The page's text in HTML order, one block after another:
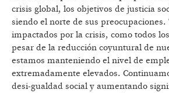
crisis global, los objetivos de justicia
siendo el norte de sus preocupaciones.
impactados por la crisis, como todos
pesar de la reducción coyuntural de
estamos manteniendo el nivel de
extremadamente elevados.
desi-gualdad social y aumentando